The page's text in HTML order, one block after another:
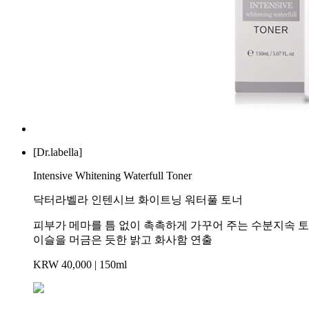
[Dr.labella]
Intensive Whitening Waterfull Toner
닥터라벨라 인텐시브 화이트닝 워터풀 토너
피부가 메마를 틈 없이 촉촉하게 가꾸어 주는 수분지속
이슬을 머금은 듯한 밝고 화사함 연출
KRW 40,000 | 150ml